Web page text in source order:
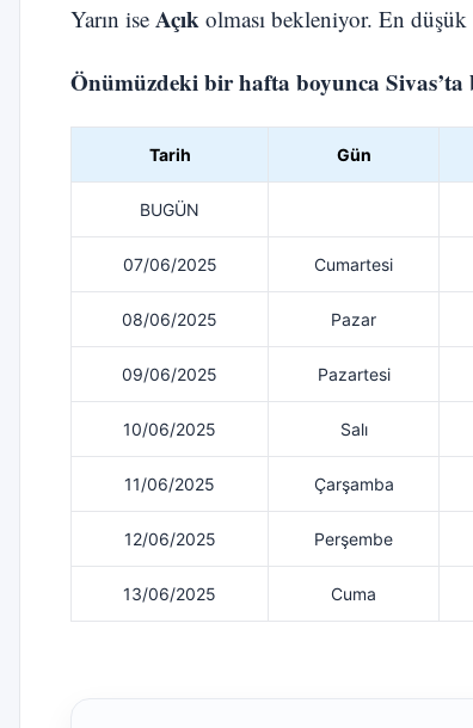
Yarın ise Açık olması bekleniyor. En düşük
Önümüzdeki bir hafta boyunca Sivas’ta
Tarih Gün
BUGÜN
07/06/2025 Cumartesi
08/06/2025 Pazar
09/06/2025 Pazartesi
10/06/2025 Salı
11/06/2025 Çarşamba
12/06/2025 Perşembe
13/06/2025 Cuma